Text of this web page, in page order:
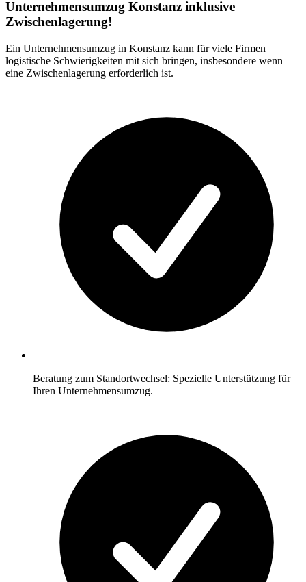
Unternehmensumzug Konstanz inklusive
Zwischenlagerung!
Ein Unternehmensumzug in Konstanz kann für viele Firmen
logistische Schwierigkeiten mit sich bringen, insbesondere wenn
eine Zwischenlagerung erforderlich ist.
Beratung zum Standortwechsel: Spezielle Unterstützung für
Ihren Unternehmensumzug.